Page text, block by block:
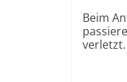
Beim